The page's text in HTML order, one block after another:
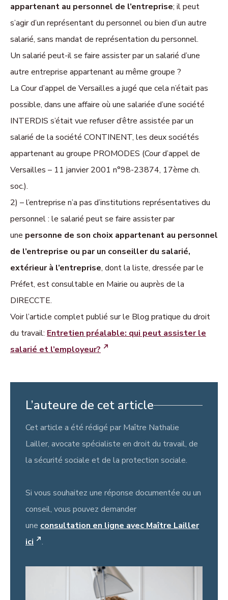
appartenant au personnel de l’entreprise; il peut
s’agir d’un représentant du personnel ou bien d’un autre
salarié, sans mandat de représentation du personnel.
Un salarié peut-il se faire assister par un salarié d’une
autre entreprise appartenant au même groupe ?
La Cour d’appel de Versailles a jugé que cela n’était pas
possible, dans une affaire où une salariée d’une société
INTERDIS s’était vue refuser d’être assistée par un
salarié de la société CONTINENT, les deux sociétés
appartenant au groupe PROMODES (Cour d’appel de
Versailles – 11 janvier 2001 n°98-23874, 17ème ch.
soc.).
2) –l’entreprise n’a pas d’institutions représentatives du
personnel: le salarié peut se faire assister par
une personne de son choix appartenant au personnel
de l’entreprise ou par un conseiller du salarié,
extérieur à l’entreprise, dont la liste, dressée par le
Préfet, est consultable en Mairie ou auprès de la
DIRECCTE.
Voir l’article complet publié sur le Blog pratique du droit
du travail: Entretien préalable: qui peut assister le
salarié et l’employeur?
L’auteure de cet article
Cet article a été rédigé par Maître Nathalie
Lailler, avocate spécialiste en droit du travail, de
la sécurité sociale et de la protection sociale.
Si vous souhaitez une réponse documentée ou un
conseil, vous pouvez demander
une consultation en ligne avec Maître Lailler
ici
.